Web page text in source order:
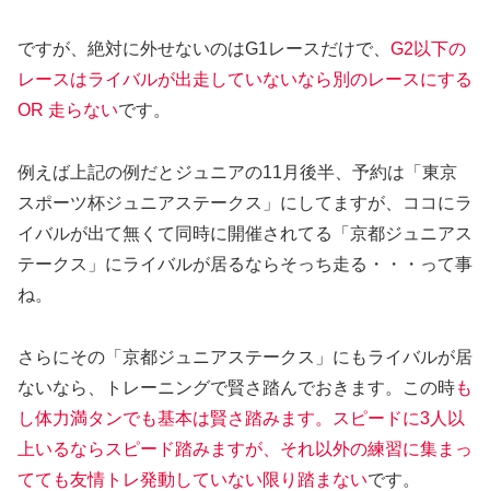
ですが、絶対に外せないのはG1レースだけで、 G2以下の
レースはライバルが出走していないなら別のレースにする
OR 走らないです。
例えば上記の例だとジュニアの11月後半、予約は「東京
スポーツ杯ジュニアステークス」にしてますが、ココにラ
イバルが出て無くて同時に開催されてる「京都ジュニアス
テークス」にライバルが居るならそっち走る・・・って事
ね。
さらにその「京都ジュニアステークス」にもライバルが居
ないなら、トレーニングで賢さ踏んでおきます。この時も
し体力満タンでも基本は賢さ踏みます。スピードに3人以
上いるならスピード踏みますが、それ以外の練習に集まっ
てても友情トレ発動していない限り踏まないです。